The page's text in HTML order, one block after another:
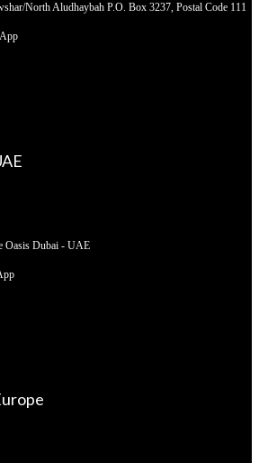
North Aludhaybah P.O. Box 3237, Postal Code 111
Oasis Dubai - UAE